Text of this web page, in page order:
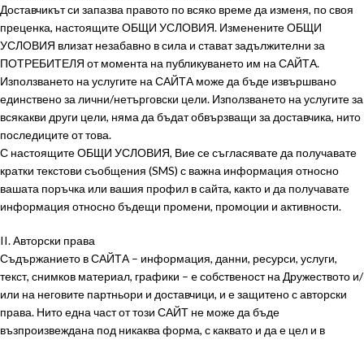
Доставчикът си запазва правото по всяко време да изменя, по своя
преценка, настоящите ОБЩИ УСЛОВИЯ. Изменените ОБЩИ
УСЛОВИЯ влизат незабавно в сила и стават задължителни за
ПОТРЕБИТЕЛЯ от момента на публикуването им на САЙТА.
Използването на услугите на САЙТА може да бъде извършвано
единствено за лични/нетърговски цели. Използването на услугите за
всякакви други цели, няма да бъдат обвързващи за доставчика, нито
последиците от това.
С настоящите ОБЩИ УСЛОВИЯ, Вие се съгласявате да получавате
кратки текстови съобщения (SMS) с важна информация относно
вашата поръчка или вашия профил в сайта, както и да получавате
информация относно бъдещи промени, промоции и активности.
II. Авторски права
Съдържанието в САЙТА – информация, данни, ресурси, услуги,
текст, снимков материал, графики – e собственост на Дружеството и/
или на неговите партньори и доставчици, и е защитено с авторски
права. Нито една част от този САЙТ не може да бъде
възпроизвеждана под никаква форма, с каквато и да е цел и в